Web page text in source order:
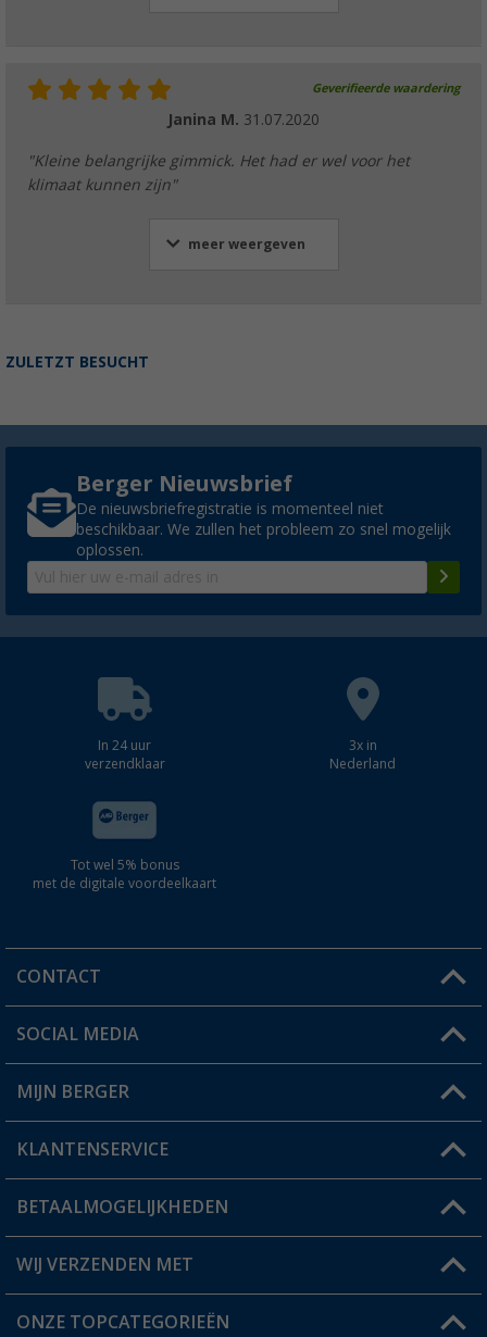
Geverifieerde waardering
Janina M. 31.07.2020
"Kleine belangrijke gimmick. Het had er wel voor het
klimaat kunnen zijn"
meer weergeven
ZULETZT BESUCHT
Berger Nieuwsbrief
De nieuwsbriefregistratie is momenteel niet
beschikbaar. We zullen het probleem zo snel mogelijk
oplossen.
In 24 uur
verzendklaar
3x in
Nederland
Tot wel 5% bonus
met de digitale voordeelkaart
CONTACT
Een vraag?
Winkel vinden
SOCIAL MEDIA
MIJN BERGER
Mijn account
Status bestelling
Verlanglijstje
KLANTENSERVICE
FAQ & Contact
Verzendinformatie
BETAALMOGELIJKHEDEN
WIJ VERZENDEN MET
ONZE TOPCATEGORIEËN